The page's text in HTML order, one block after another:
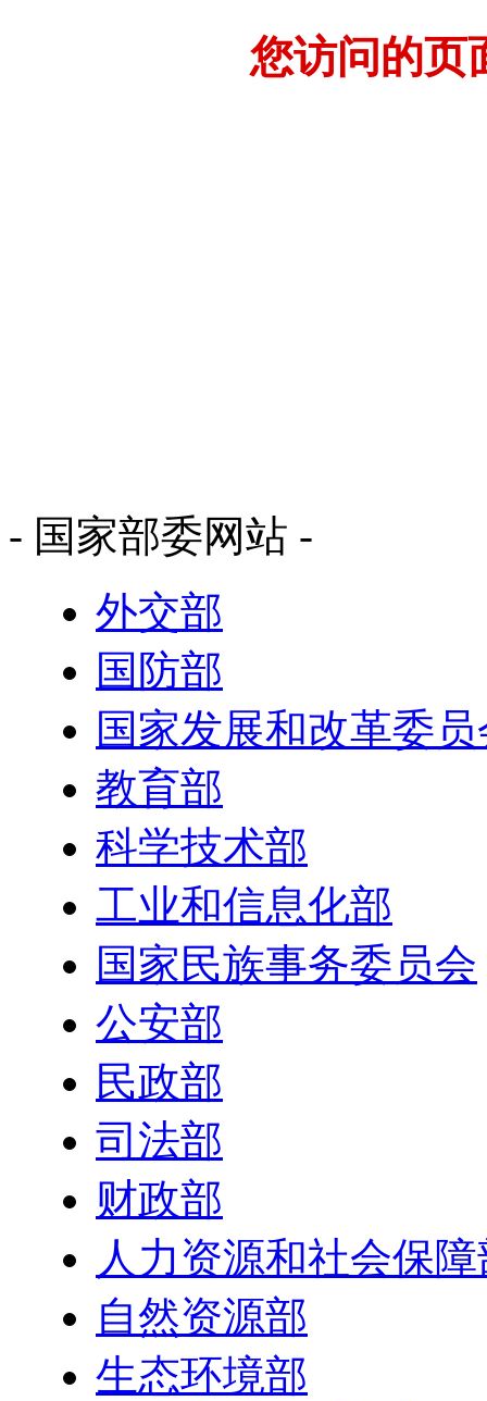
您访问的页
- 国家部委网站 -
外交部
国防部
国家发展和改革委
教育部
科学技术部
工业和信息化部
国家民族事务委员会
公安部
民政部
司法部
财政部
人力资源和社会保
自然资源部
生态环境部